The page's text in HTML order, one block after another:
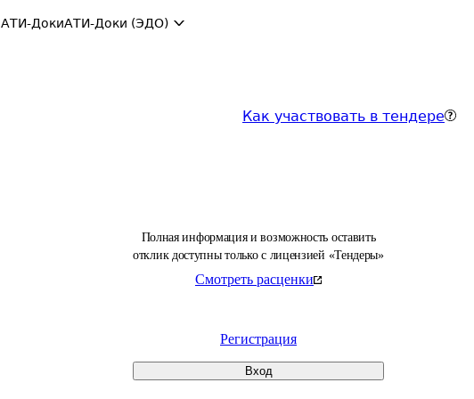
АТИ-ДокиАТИ-Доки (ЭДО)
Как участвовать в тендере
Полная информация и возможность оставить
отклик доступны только с лицензией «Тендеры»
Смотреть расценки
Регистрация
Вход